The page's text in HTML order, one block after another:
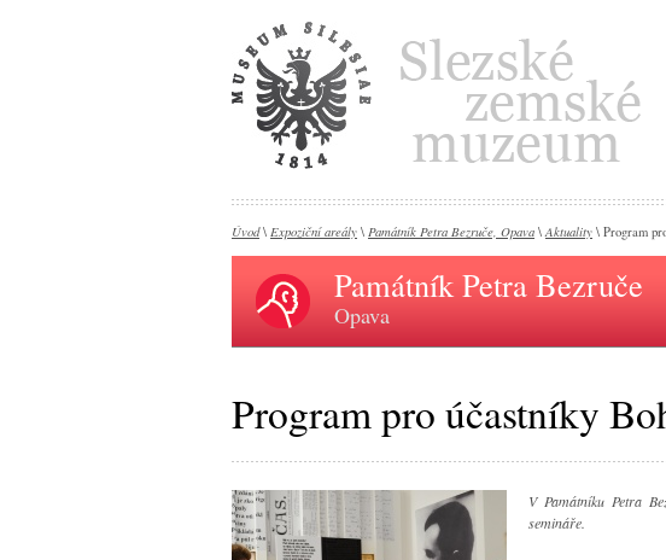
Úvod\ Expoziční areály \ Památník Petra Bezruče, Opava \Aktuality \ Program
Památník Petra Bezruče
Opava
Program pro účastníky
V Památníku Petra
semináře.